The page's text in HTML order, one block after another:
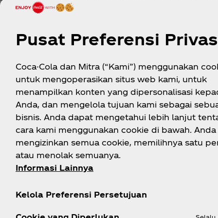
dukungan penuh dari sejumlah kelompok
kelompok swadaya masyarakat tersebut, warga
Meter yang telah terpasang di setiap lokasi.
Kabir Bedi, Direktur Utama, Perusahaan Daerah
diharapkan dapat memberikan manfaat berupa
wilayah informal atau yang secara teknis tidak
ini akan memberikan dukungan teknis bagi
masyarakat berpenghasilan rendah (MBR) di
“Memastikan akses yang adil terhadap layanan
dari banyak sektor. USAID dengan bangga
PDAM Tirtanadi, Perkumpulan Arta Jaya, dan
Meter dengan lebih baik dan memastikan bahwa
membantu masyarakat rentan di Medan untuk
mempraktikkan perilaku higienis yang baik --
dan mewujudkan masyarakat yang lebih sehat
Indonesia.
Pusat Preferensi
Coca-Cola dan Mitra (“Kami”) menggunakan
untuk mengoperasikan situs web kami, untuk
menampilkan konten yang dipersonalisasi
Anda, dan mengelola tujuan kami sebagai
bisnis. Anda dapat mengetahui lebih lanjut
cara kami menggunakan cookie di bawah.
mengizinkan semua cookie, memilihnya satu
atau menolak semuanya.
Informasi Lainnya
Kelola Preferensi Persetujuan